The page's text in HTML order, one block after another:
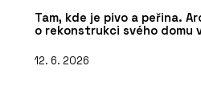
Tam, kde je pivo a peřina.
o rekonstrukci svého domu
12. 6. 2026